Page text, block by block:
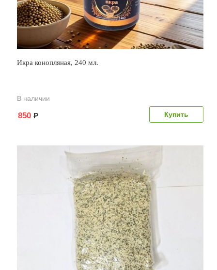
Икра конопляная, 240 мл.
В наличии
850 Р